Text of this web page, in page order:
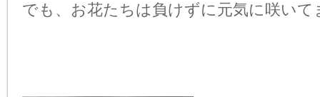
でも、お花たちは負けずに元気に咲いて